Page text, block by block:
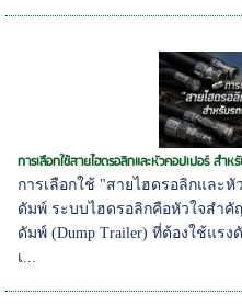
การเลือกใช้สายไฮดรอลิกและหัวคอปเปอร์ สำห
การเลือกใช้ "สายไฮดรอลิกและหั
ดัมพ์ ระบบไฮดรอลิกคือหัวใจสำคั
ดัมพ์ (Dump Trailer) ที่ต้องใช้แร
เ...